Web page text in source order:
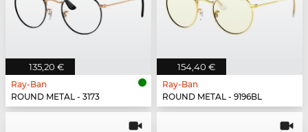
135,20 €
Ray-Ban
ROUND METAL - 3173
154,40 €
Ray-Ban
ROUND METAL - 9196BL